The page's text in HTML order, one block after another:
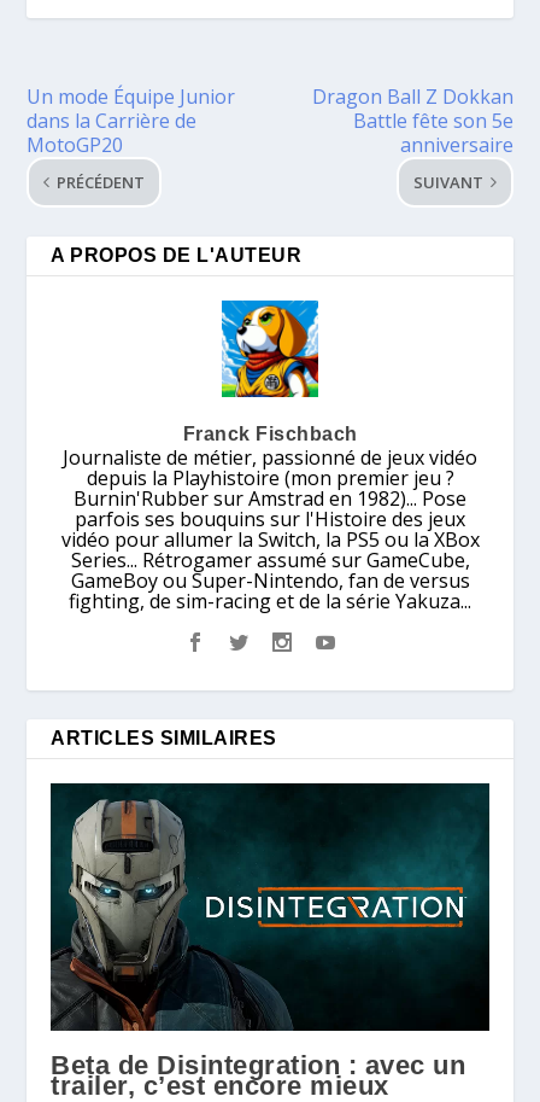
Un mode Équipe Junior
dans la Carrière de
MotoGP20
PRÉCÉDENT
Dragon Ball Z Dokkan
Battle fête son 5e
anniversaire
SUIVANT
A PROPOS DE L'AUTEUR
Franck Fischbach
Journaliste de métier, passionné de jeux vidéo
depuis la Playhistoire (mon premier jeu ?
Burnin'Rubber sur Amstrad en 1982)... Pose
parfois ses bouquins sur l'Histoire des jeux
vidéo pour allumer la Switch, la PS5 ou la XBox
Series... Rétrogamer assumé sur GameCube,
GameBoy ou Super-Nintendo, fan de versus
fighting, de sim-racing et de la série Yakuza...
ARTICLES SIMILAIRES
Beta de Disintegration : avec un
trailer, c’est encore mieux